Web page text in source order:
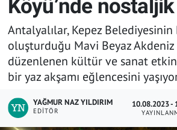
Köyü’nde
Antalyalılar, Kepez Belediyesinin
oluşturduğu Mavi Beyaz Akdeniz
düzenlenen kültür ve sanat
bir yaz akşamı eğlencesini
YAĞMUR NAZ YILDIRIM
EDITÖR
10.08.2023 -
TARIM
YEREL YÖNETİMLER
EKONOMİ
ASAYİŞ
Süper Lig Puan Durumu ve Fikstür
Tüm Manşetler
Son Dakika Haberleri
Haber Arşivi